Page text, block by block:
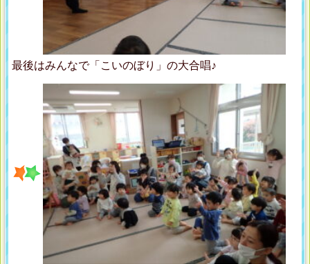
最後はみんなで「こいのぼり」の大合唱♪